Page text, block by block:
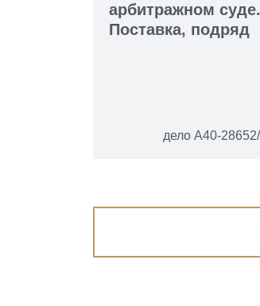
арбитражном суде.
Поставка, подряд
дело А40-